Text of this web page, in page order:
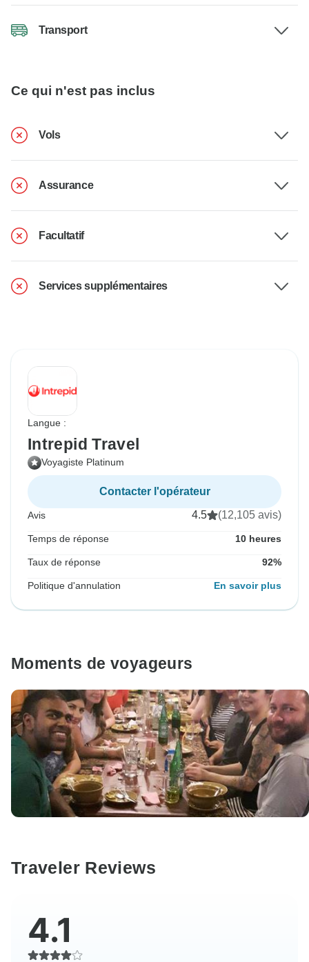
Transport
Ce qui n'est pas inclus
Vols
Assurance
Facultatif
Services supplémentaires
Langue :
Intrepid Travel
Voyagiste Platinum
Contacter l'opérateur
Avis 4.5 (12,105 avis)
Temps de réponse 10 heures
Taux de réponse 92%
Politique d'annulation En savoir plus
Moments de voyageurs
Traveler Reviews
4.1